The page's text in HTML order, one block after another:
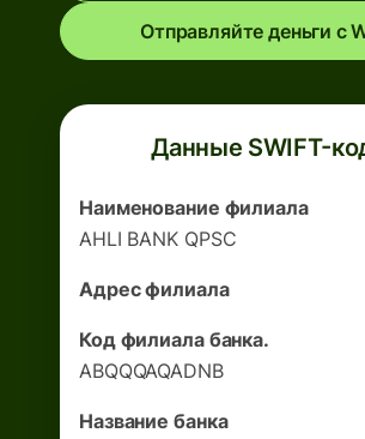
Отправляйте деньги с
Данные SWIFT-
Наименование филиала
AHLI BANK QPSC
Адрес филиала
Код филиала банка.
ABQQQAQADNB
Название банка